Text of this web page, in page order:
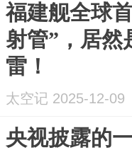
福建舰全球
射管”，居然
雷！
太空记 2025-12-09
央视披露的